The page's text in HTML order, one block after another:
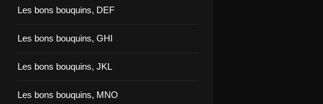
Les bons bouquins, DEF
Les bons bouquins, GHI
Les bons bouquins, JKL
Les bons bouquins, MNO